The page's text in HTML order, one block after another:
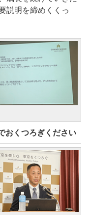
説明を締めくくっ
おくつろぎください